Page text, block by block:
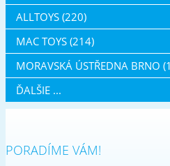
ALLTOYS (220)
MAC TOYS (214)
MORAVSKÁ ÚSTŘEDNA BRNO
ĎALŠIE ...
PORADÍME VÁM!